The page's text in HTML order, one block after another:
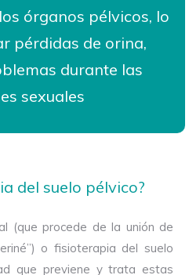
órganos pélvicos, lo
pérdidas de orina,
durante las
sexuales
del suelo pélvico?
(que procede de la unión de
o fisioterapia del suelo
que previene y trata estas